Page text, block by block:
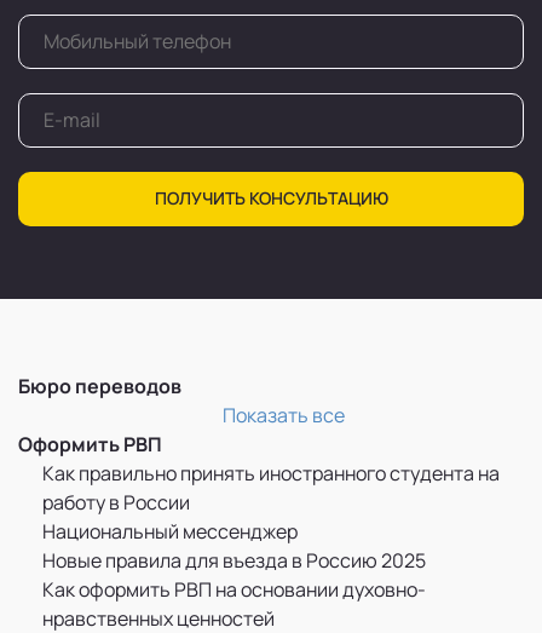
ПОЛУЧИТЬ КОНСУЛЬТАЦИЮ
Бюро переводов
Перевод и легализация документов
Показать все
Оформить РВП
Как правильно принять иностранного студента на
работу в России
Национальный мессенджер
Новые правила для въезда в Россию 2025
Как оформить РВП на основании духовно-
нравственных ценностей